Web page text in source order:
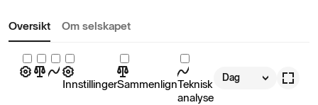
Oversikt Om selskapet
InnstillingerSammenlignTeknisk
analyse
Dag